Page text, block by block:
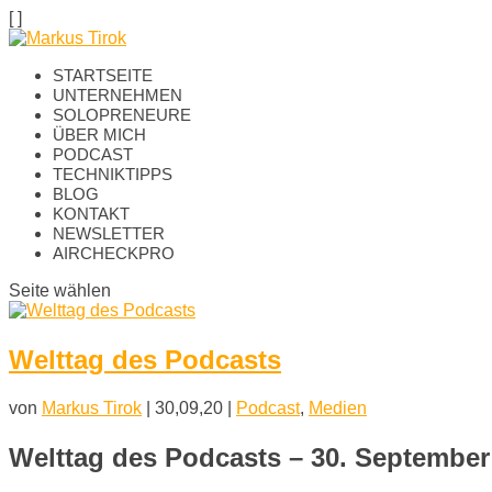
[ ]
STARTSEITE
UNTERNEHMEN
SOLOPRENEURE
ÜBER MICH
PODCAST
TECHNIKTIPPS
BLOG
KONTAKT
NEWSLETTER
AIRCHECKPRO
Seite wählen
Welttag des Podcasts
von Markus Tirok 30,09,20 Podcast, Medien
Welttag des Podcasts – 30.